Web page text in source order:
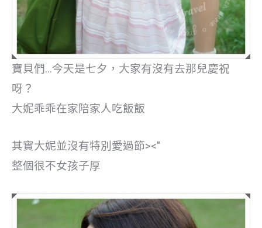
寶貝們…今天是七夕，大家有沒有去那兒慶祝
呀？
大妮乖乖在家陪家人吃飯飯
其實大妮並沒有特別愛過節><"
整個很不女孩子厚